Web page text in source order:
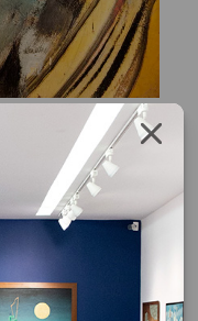
abaixo, após
será enviada por email.